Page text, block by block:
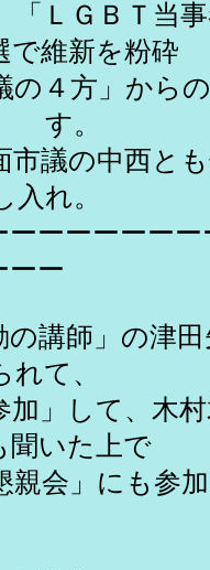
ＬＧＢＴ当事
で維新を粉
の４方」から
す。
の中西とも
れ。
ーーーーー
ーー
講師」の津
て、
」して、木村
も聞いた上
親会」にも参